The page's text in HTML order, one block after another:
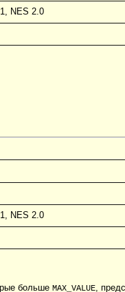
NES 2.0
NES 2.0
больше MAX_VALUE,